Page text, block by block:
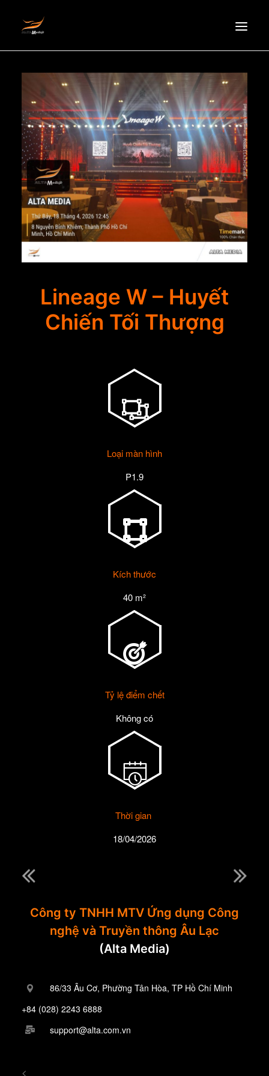
ABOUT US
NEWS
PRODUCTS
PARTNERS
RECRUITMENT
CONTACT
EN
Lineage W – Huyết
Chiến Tối Thượng
Loại màn hình
P1.9
Kích thước
40 m²
Tỷ lệ điểm chết
Không có
Thời gian
18/04/2026
Công ty TNHH MTV Ứng dụng Công
nghệ và Truyền thông Âu Lạc
(Alta Media)
86/33 Âu Cơ, Phường Tân Hòa, TP Hồ Chí Minh
+84 (028) 2243 6888
support@alta.com.vn
<